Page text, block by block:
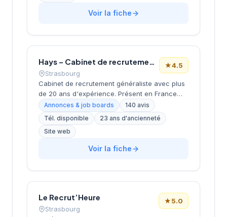
région. La structure affiche une notation de
4,6/5 sur Google, reflétant la satisfaction de
strasbourgeois.
Voir la fiche
Hays – Cabinet de recrutement Strasbourg
Strasbourg
★4.5
Cabinet de recrutement généraliste avec plus
de 20 ans d'expérience. Présent en France
avec 17 bureaux et plus de 600 experts.
Propose des accompagnements en
recrutement CDI, CDD/TT et freelance.
Positionnement généraliste couvrant tous les
secteurs et niveaux. Forte présence digitale
avec études de rémunérations et guides de
Annonces & job boards
140 avis
Tél. disponible
23 ans d'ancienneté
Site web
Voir la fiche
Le Recrut’Heure
Strasbourg
★5.0